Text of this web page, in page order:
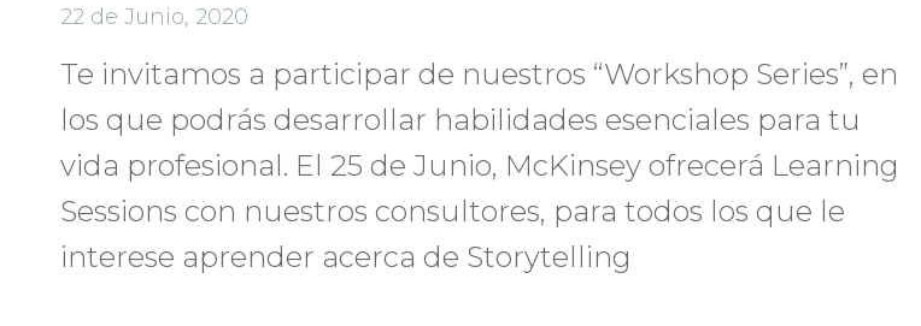
22 de Junio, 2020
Te invitamos a participar de nuestros “Workshop Series”, en
los que podrás desarrollar habilidades esenciales para tu
vida profesional. El 25 de Junio, McKinsey ofrecerá Learning
Sessions con nuestros consultores, para todos los que le
interese aprender acerca de Storytelling